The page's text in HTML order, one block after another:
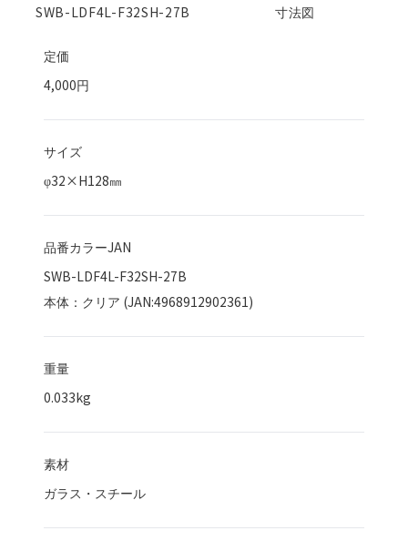
SWB-LDF4L-F32SH-27B 寸法図
定価
4,000円
サイズ
φ32×H128㎜
品番カラーJAN
SWB-LDF4L-F32SH-27B
本体：クリア (JAN:4968912902361)
重量
0.033kg
素材
ガラス・スチール